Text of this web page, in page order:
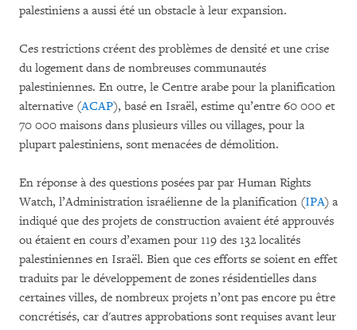
palestiniens a aussi été un obstacle à leur expansion.
Ces restrictions créent des problèmes de densité et une crise
du logement dans de nombreuses communautés
palestiniennes. En outre, le Centre arabe pour la planification
alternative (ACAP), basé en Israël, estime qu’entre 60 000 et
70 000 maisons dans plusieurs villes ou villages, pour la
plupart palestiniens, sont menacées de démolition.
En réponse à des questions posées par par Human Rights
Watch, l’Administration israélienne de la planification (IPA) a
indiqué que des projets de construction avaient été approuvés
ou étaient en cours d’examen pour 119 des 132 localités
palestiniennes en Israël. Bien que ces efforts se soient en effet
traduits par le développement de zones résidentielles dans
certaines villes, de nombreux projets n’ont pas encore pu être
concrétisés, car d'autres approbations sont requises avant leur